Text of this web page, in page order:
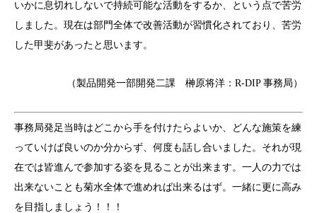
いかに息切れしないで持続可能な活動をするか、という点で苦労
しました。現在は部門全体で改善活動が習慣化されており、苦労
した甲斐があったと思います。
（製品開発一部開発二課 榊原将洋：R-DIP 事務局）
事務局発足当時はどこから手を付けたらよいか、どんな施策を練
っていけば良いのか分からず、何度も話し合いました。それが現
在では皆進んで参加する姿を見ることが出来ます。一人の力では
出来ないことも菊水全体で進めれば出来るはず。一緒に更に高み
を目指しましょう！！！